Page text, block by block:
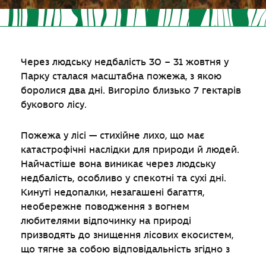
Через людську недбалість 30 – 31 жовтня у
Парку сталася масштабна пожежа, з якою
боролися два дні. Вигоріло близько 7 гектарів
букового лісу.
Пожежа у лісі — стихійне лихо, що має
катастрофічні наслідки для природи й людей.
Найчастіше вона виникає через людську
недбалість, особливо у спекотні та сухі дні.
Кинуті недопалки, незагашені багаття,
необережне поводження з вогнем
любителями відпочинку на природі
призводять до знищення лісових екосистем,
що тягне за собою відповідальність згідно з